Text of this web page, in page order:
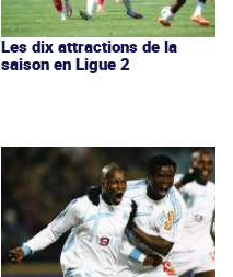
Les dix attractions de la
saison en Ligue 2